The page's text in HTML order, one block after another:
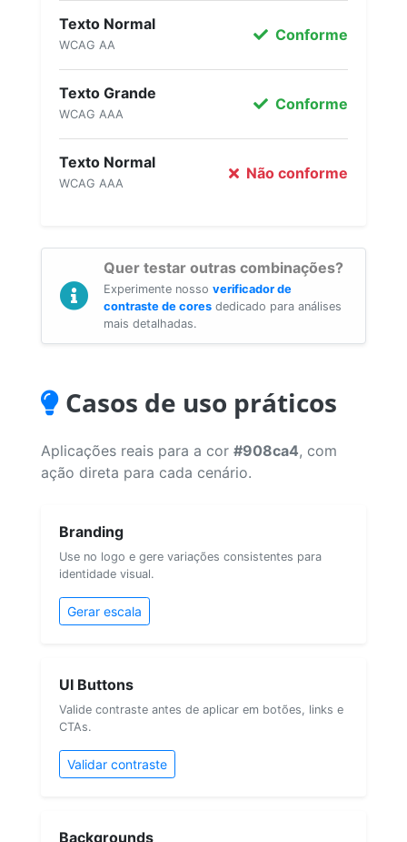
Texto Normal
WCAG AA
Conforme
Texto Grande
WCAG AAA
Conforme
Texto Normal
WCAG AAA
Não conforme
Quer testar outras combinações?
Experimente nosso verificador de
contraste de cores dedicado para análises
mais detalhadas.
Casos de uso práticos
Aplicações reais para a cor #908ca4, com
ação direta para cada cenário.
Branding
Use no logo e gere variações consistentes para
identidade visual.
Gerar escala
UI Buttons
Valide contraste antes de aplicar em botões, links e
CTAs.
Validar contraste
Backgrounds